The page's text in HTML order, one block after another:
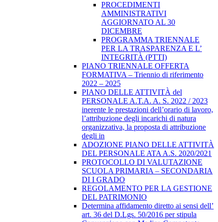
PROCEDIMENTI
AMMINISTRATIVI
AGGIORNATO AL 30
DICEMBRE
PROGRAMMA TRIENNALE
PER LA TRASPARENZA E L’
INTEGRITÀ (PTTI)
PIANO TRIENNALE OFFERTA
FORMATIVA – Triennio di riferimento
2022 – 2025
PIANO DELLE ATTIVITÀ del
PERSONALE A.T.A. A. S. 2022 / 2023
inerente le prestazioni dell’orario di lavoro,
l’attribuzione degli incarichi di natura
organizzativa, la proposta di attribuzione
degli in
ADOZIONE PIANO DELLE ATTIVITÀ
DEL PERSONALE ATA A.S. 2020/2021
PROTOCOLLO DI VALUTAZIONE
SCUOLA PRIMARIA – SECONDARIA
DI I GRADO
REGOLAMENTO PER LA GESTIONE
DEL PATRIMONIO
Determina affidamento diretto ai sensi dell’
art. 36 del D.Lgs. 50/2016 per stipula